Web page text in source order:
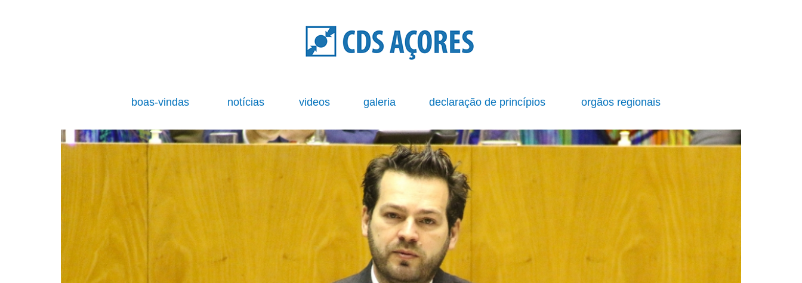
boas-vindas notícias videos galeria declaração de princípios orgãos regionais